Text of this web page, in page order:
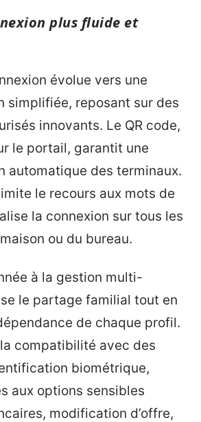
plus fluide et
évolue vers une
simplifiée, reposant sur des
innovants. Le QR code,
le portail, garantit une
automatique des terminaux.
le recours aux mots de
la connexion sur tous les
ou du bureau.
à la gestion multi-
le partage familial tout en
de chaque profil.
la compatibilité avec des
biométrique,
aux options sensibles
modification d’offre,